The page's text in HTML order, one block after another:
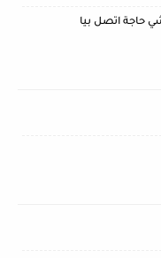
حاجة اتصل بيا